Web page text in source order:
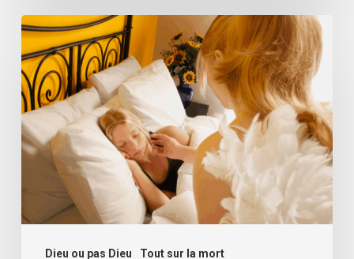
Dieu ou pas Dieu Tout sur la mort
Les
anges
gardiens
existent-
ils
?